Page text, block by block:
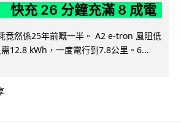
充 26 分鐘充滿 8 成電
竟然係25年前嘅一半。 A2 e-tron 風阻低
12.8 kWh，一度電行到7.8公里。6...